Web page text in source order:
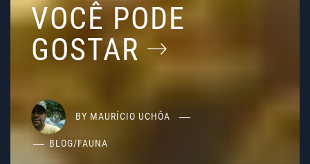
VOCÊ PODE
GOSTAR
BY MAURÍCIO UCHÔA
BLOG/FAUNA